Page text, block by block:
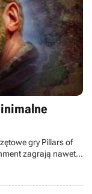
gry Pillars of
zagrają nawet
procesorem.